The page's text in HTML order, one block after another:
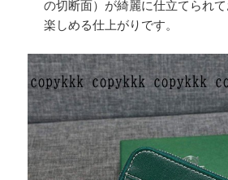
の切断面）が綺麗に仕立てられ
楽しめる仕上がりです。